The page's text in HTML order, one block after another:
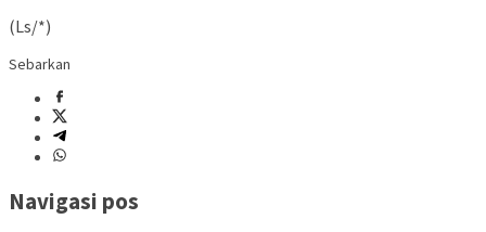
(Ls/*)
Sebarkan
Navigasi pos